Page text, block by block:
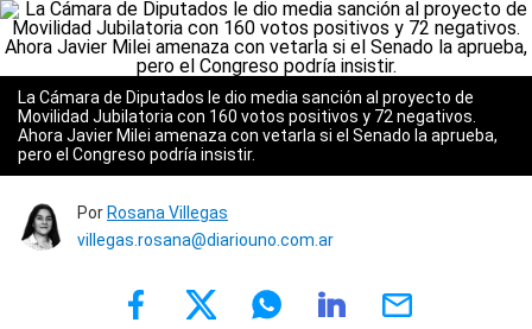
La Cámara de Diputados le dio media sanción al proyecto de
Movilidad Jubilatoria con 160 votos positivos y 72 negativos.
Ahora Javier Milei amenaza con vetarla si el Senado la aprueba,
pero el Congreso podría insistir.
Por Rosana Villegas
villegas.rosana@diariouno.com.ar